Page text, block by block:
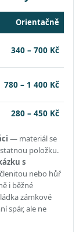
Orientačně
340 – 700 Kč
780 – 1 400 Kč
280 – 450 Kč
— materiál se
položku.
s
nebo hůř
i běžné
zámkové
spár, ale ne